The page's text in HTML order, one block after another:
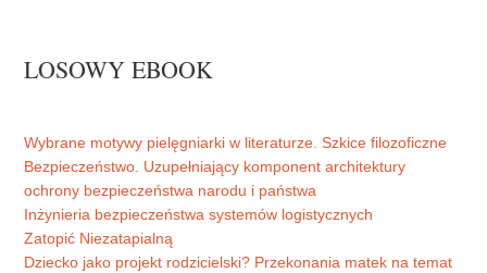
LOSOWY EBOOK
Wybrane motywy pielęgniarki w literaturze. Szkice filozoficzne
Bezpieczeństwo. Uzupełniający komponent architektury
ochrony bezpieczeństwa narodu i państwa
Inżynieria bezpieczeństwa systemów logistycznych
Zatopić Niezatapialną
Dziecko jako projekt rodzicielski? Przekonania matek na temat